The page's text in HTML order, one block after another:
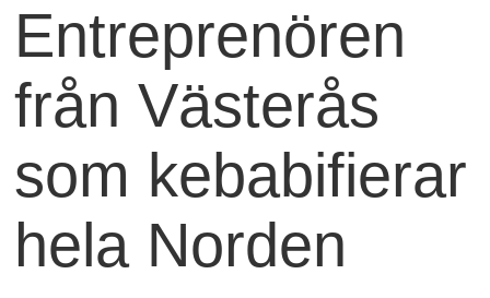
Entreprenören
från Västerås
som kebabifierar
hela Norden